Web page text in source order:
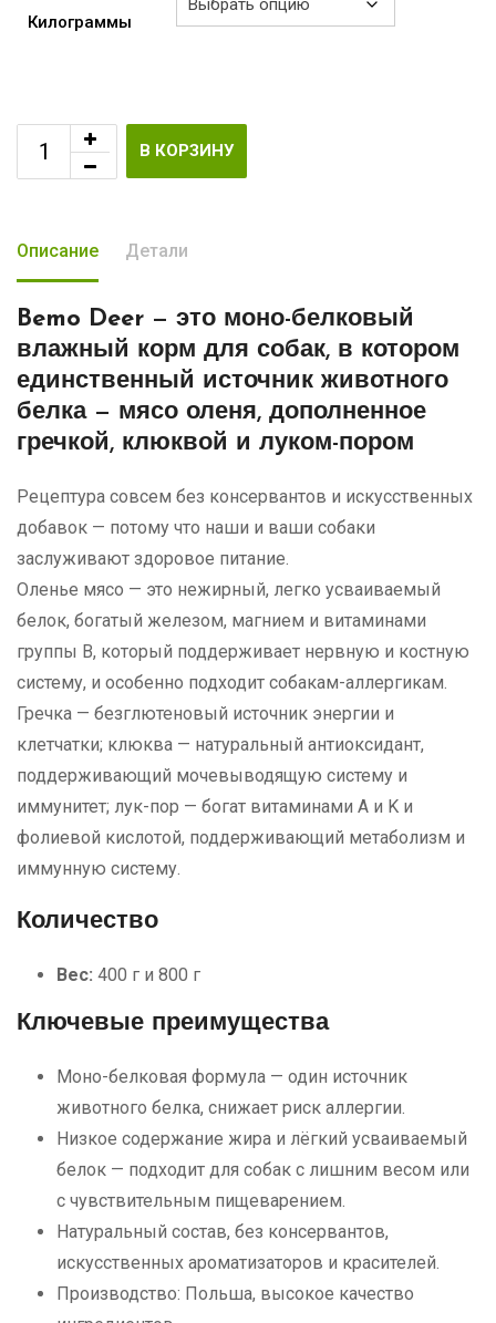
Килограммы
В КОРЗИНУ
Описание Детали
Bemo Deer — это моно-белковый
влажный корм для собак, в котором
единственный источник животного
белка — мясо оленя, дополненное
гречкой, клюквой и луком-пором
Рецептура совсем без консервантов и искусственных
добавок — потому что наши и ваши собаки
заслуживают здоровое питание.
Оленье мясо — это нежирный, легко усваиваемый
белок, богатый железом, магнием и витаминами
группы B, который поддерживает нервную и костную
систему, и особенно подходит собакам-аллергикам.
Гречка — безглютеновый источник энергии и
клетчатки; клюква — натуральный антиоксидант,
поддерживающий мочевыводящую систему и
иммунитет; лук-пор — богат витаминами A и K и
фолиевой кислотой, поддерживающий метаболизм и
иммунную систему.
Количество
Bec: 400 г и 800 г
Ключевые преимущества
Моно-белковая формула — один источник
животного белка, снижает риск аллергии.
Низкое содержание жира и лёгкий усваиваемый
белок — подходит для собак с лишним весом или
с чувствительным пищеварением.
Натуральный состав, без консервантов,
искусственных ароматизаторов и красителей.
Производство: Польша, высокое качество